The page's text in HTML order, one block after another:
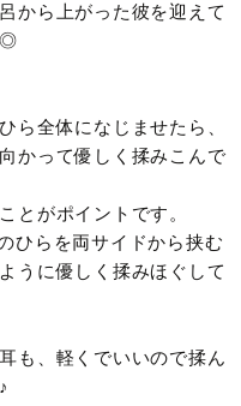
から上がった彼を迎えて
◎
ら全体になじませたら、
かって優しく揉みこんで
とがポイントです。
ひらを両サイドから挟む
うに優しく揉みほぐして
も、軽くでいいので揉ん